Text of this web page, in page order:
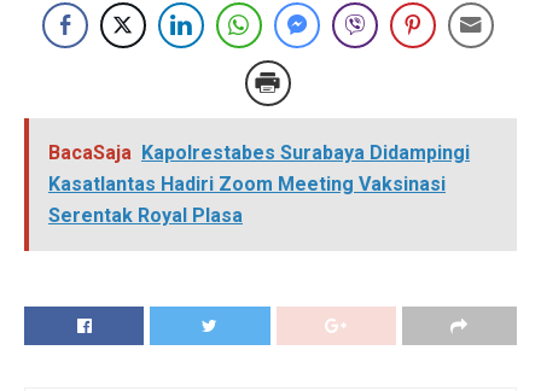
BacaSaja Kapolrestabes Surabaya Didampingi
Kasatlantas Hadiri Zoom Meeting Vaksinasi
Serentak Royal Plasa